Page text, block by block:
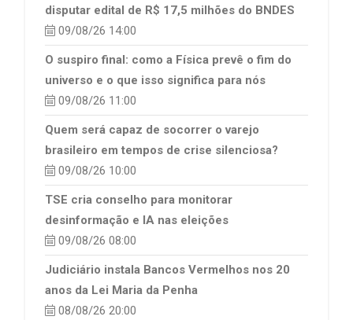
disputar edital de R$ 17,5 milhões do BNDES
09/08/26 14:00
O suspiro final: como a Física prevê o fim do
universo e o que isso significa para nós
09/08/26 11:00
Quem será capaz de socorrer o varejo
brasileiro em tempos de crise silenciosa?
09/08/26 10:00
TSE cria conselho para monitorar
desinformação e IA nas eleições
09/08/26 08:00
Judiciário instala Bancos Vermelhos nos 20
anos da Lei Maria da Penha
08/08/26 20:00